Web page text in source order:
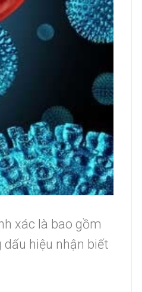
xác là bao gồm
hiệu nhận biết